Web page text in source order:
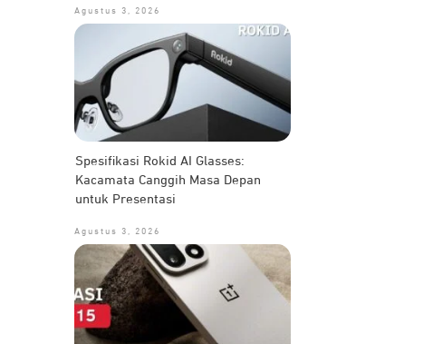
Agustus 3, 2026
Spesifikasi Rokid AI Glasses:
Kacamata Canggih Masa Depan
untuk Presentasi
Agustus 3, 2026